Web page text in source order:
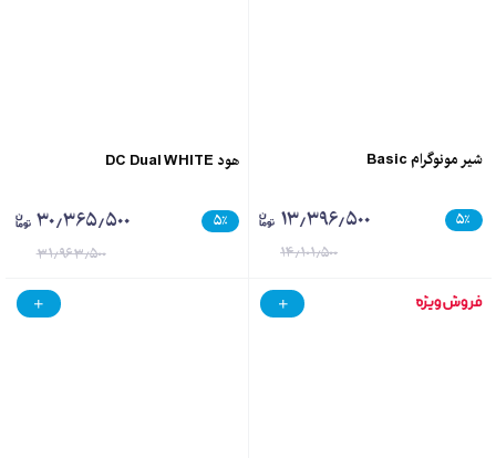
شیر مونوگرام Basic
۵٪ ۱۳٫۳۹۶٫۵۰۰
۱۴٫۱۰۱٫۵۰۰
هود DC Dual WHITE
۵٪ ۳۰٫۳۶۵٫۵۰۰
۳۱٫۹۶۳٫۵۰۰